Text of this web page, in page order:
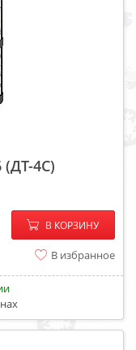
(ДТ-4С)
− +
В КОРЗИНУ
В избранное